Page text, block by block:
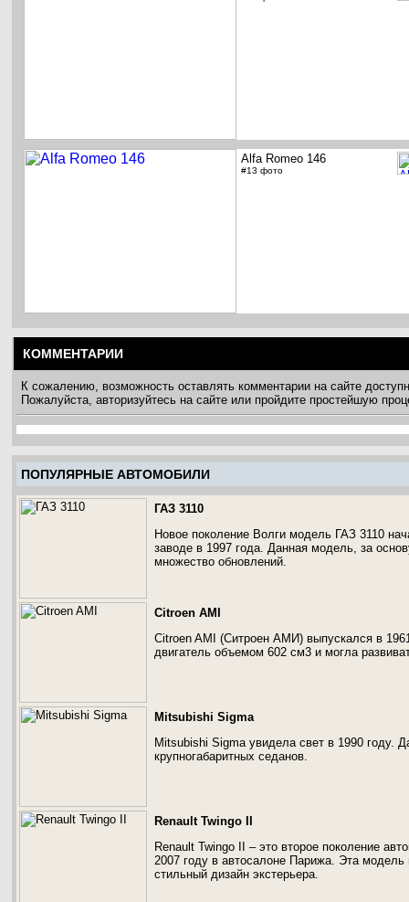
Alfa Romeo 146
#13 фото
КОММЕНТАРИИ
К сожалению, возможность оставлять комментарии на сайте
Пожалуйста, авторизуйтесь на сайте или пройдите простейшую
ПОПУЛЯРНЫЕ АВТОМОБИЛИ
ГАЗ 3110
Новое поколение Волги модель ГАЗ 3110
заводе в 1997 года. Данная модель, за
множество обновлений.
Citroen AMI
Citroen AMI (Ситроен АМИ) выпускался в
двигатель объемом 602 см3 и могла
Mitsubishi Sigma
Mitsubishi Sigma увидела свет в 1990 году.
крупногабаритных седанов.
Renault Twingo II
Renault Twingo II – это второе поколение
2007 году в автосалоне Парижа. Эта
стильный дизайн экстерьера.